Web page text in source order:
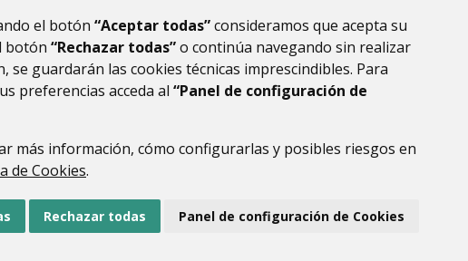
el botón “Aceptar todas”consideramos que acepta su
botón “Rechazar todas”o continúa navegando sin realizar
se guardarán las cookies técnicas imprescindibles. Para
preferencias acceda al “Panel de configuración de
más información, cómo configurarlas y posibles riesgos en
de Cookies.
Rechazar todas Panel de configuración de Cookies
DE DATOS